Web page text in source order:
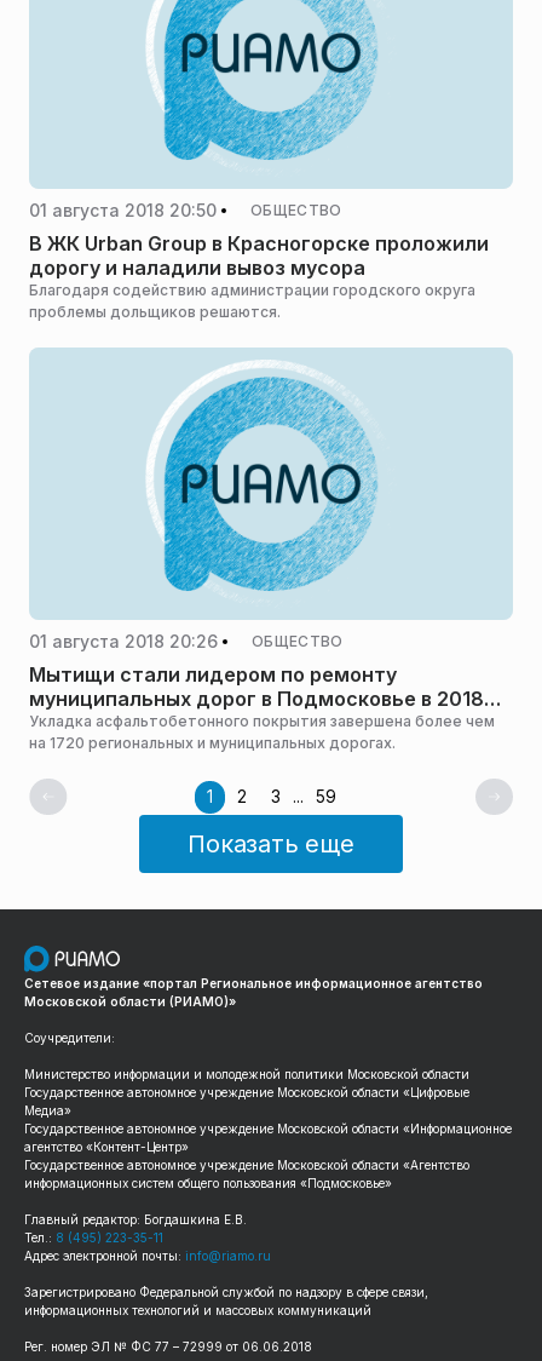
01 августа 2018 20:50 ОБЩЕСТВО
В ЖК Urban Group в Красногорске проложили
дорогу и наладили вывоз мусора
Благодаря содействию администрации городского округа
проблемы дольщиков решаются.
01 августа 2018 20:26 ОБЩЕСТВО
Мытищи стали лидером по ремонту
муниципальных дорог в Подмосковье в 2018
году
Укладка асфальтобетонного покрытия завершена более чем
на 1720 региональных и муниципальных дорогах.
1 2 3 ... 59
Показать еще
Сетевое издание «портал Региональное информационное агентство
Московской области (РИАМО)»
Соучредители:
Министерство информации и молодежной политики Московской области
Государственное автономное учреждение Московской области «Цифровые
Медиа»
Государственное автономное учреждение Московской области «Информационное
агентство «Контент-Центр»
Государственное автономное учреждение Московской области «Агентство
информационных систем общего пользования «Подмосковье»
Главный редактор: Богдашкина Е.В.
Тел.: 8 (495) 223-35-11
Адрес электронной почты: info@riamo.ru
Зарегистрировано Федеральной службой по надзору в сфере связи,
информационных технологий и массовых коммуникаций
Рег. номер ЭЛ № ФС 77 – 72999 от 06.06.2018